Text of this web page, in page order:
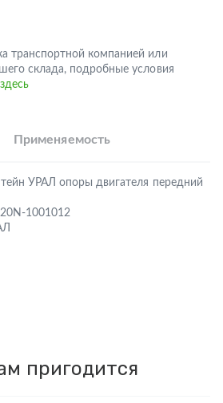
транспортной компанией или
склада, подробные условия
здесь
Применяемость
УРАЛ опоры двигателя передний
1001012
пригодится